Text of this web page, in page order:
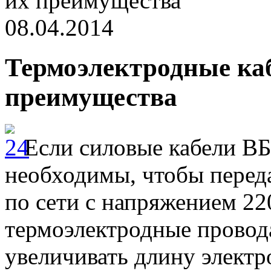
08.04.2014
Термоэлектродные
преимущества
Если силовые кабели
необходимы, чтобы
по сети с напряжением
термоэлектродные
увеличивать длину